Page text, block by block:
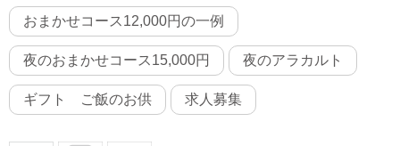
おまかせコース12,000円の一例
夜のおまかせコース15,000円 夜のアラカルト
ギフト ご飯のお供 求人募集